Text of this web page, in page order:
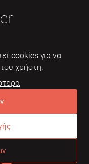
χρήσης
cookies για να
χρήστη.